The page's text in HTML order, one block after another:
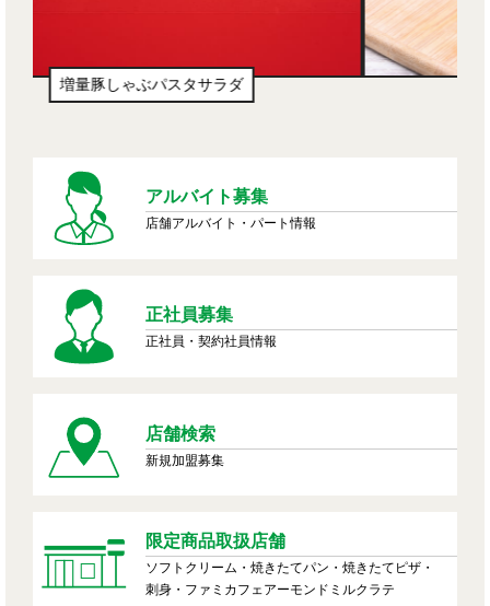
生ドーナツ（わたあめ味風）
アルバイト募集
店舗アルバイト・パート情報
正社員募集
正社員・契約社員情報
店舗検索
新規加盟募集
限定商品取扱店舗
ソフトクリーム・焼きたてパン・焼きたてピザ・
刺身・ファミカフェアーモンドミルクラテ